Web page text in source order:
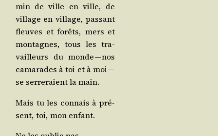
min de ville en ville, de
vil­lage en vil­lage, pas­sant
fleuves et forêts, mers et
mon­tagnes, tous les tra­
vailleurs du monde — nos
cama­rades à toi et à moi —
se ser­re­raient la main.
Mais tu les connais à pré­
sent, toi, mon enfant.